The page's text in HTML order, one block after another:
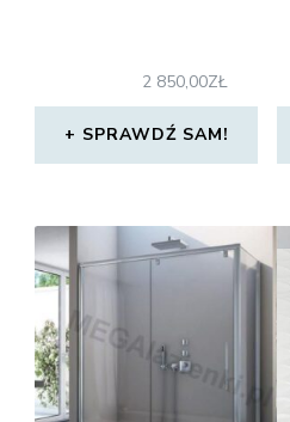
2 850,00ZŁ
SPRAWDŹ SAM!